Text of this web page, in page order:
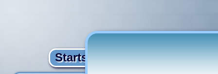
Startseite